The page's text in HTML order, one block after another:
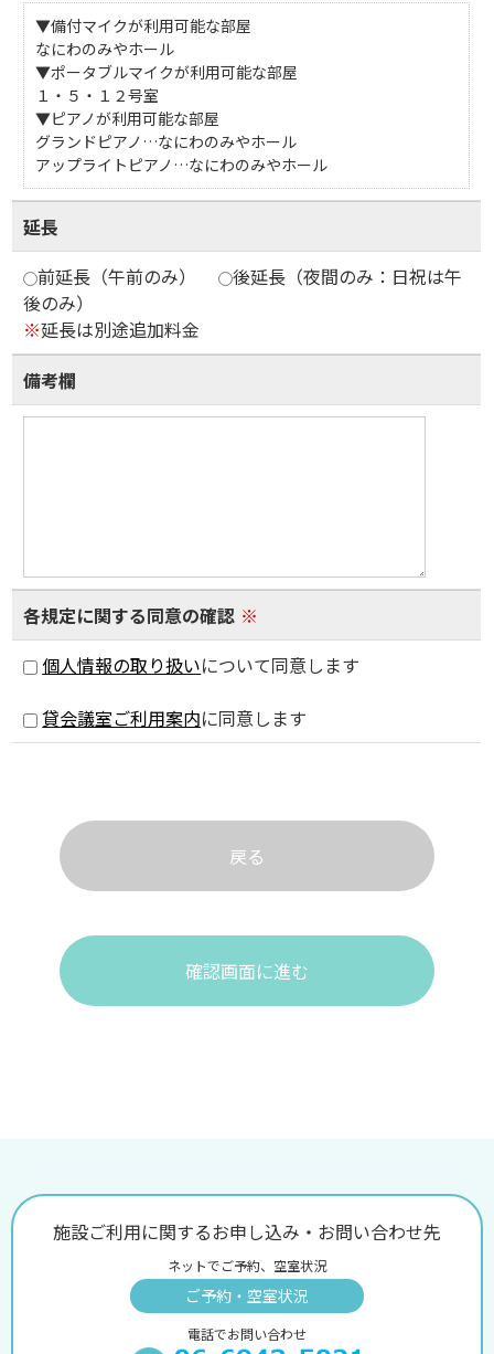
▼備付マイクが利用可能な部屋
なにわのみやホール
▼ポータブルマイクが利用可能な部屋
１・５・１２号室
▼ピアノが利用可能な部屋
グランドピアノ…なにわのみやホール
アップライトピアノ…なにわのみやホール
延長
前延長（午前のみ）
後延長（夜間のみ：日祝は午
後のみ）
※延長は別途追加料金
備考欄
各規定に関する同意の確認 ※
個人情報の取り扱いについて同意します
貸会議室ご利用案内に同意します
戻る
確認画面に進む
施設ご利用に関するお申し込み・お問い合わせ先
ネットでご予約、空室状況
ご予約・空室状況
電話でお問い合わせ